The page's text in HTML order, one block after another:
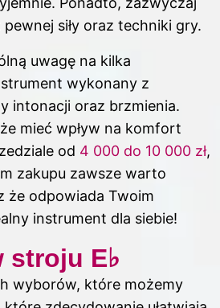
siły oraz techniki gry.
uwagę na kilka
wykonany z
intonacji oraz brzmienia.
mieć wpływ na komfort
od 4 000 do 10 000 zł,
zakupu zawsze warto
że odpowiada Twoim
instrument dla siebie!
stroju E♭
wyborów, które możemy